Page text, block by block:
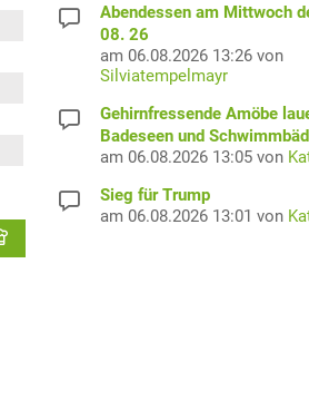
Abendessen am Mittwoch
08. 26
am 06.08.2026 13:26 von
Silviatempelmayr
Gehirnfressende Amöbe
Badeseen und
am 06.08.2026 13:05 von
Sieg für Trump
am 06.08.2026 13:01 von